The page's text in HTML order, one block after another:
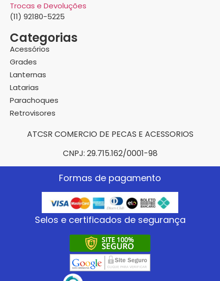
Trocas e Devoluções
(11) 92180-5225
Categorias
Acessórios
Grades
Lanternas
Latarias
Parachoques
Retrovisores
ATCSR COMERCIO DE PECAS E ACESSORIOS
CNPJ: 29.715.162/0001-98
Formas de pagamento
Selos e certificados de segurança